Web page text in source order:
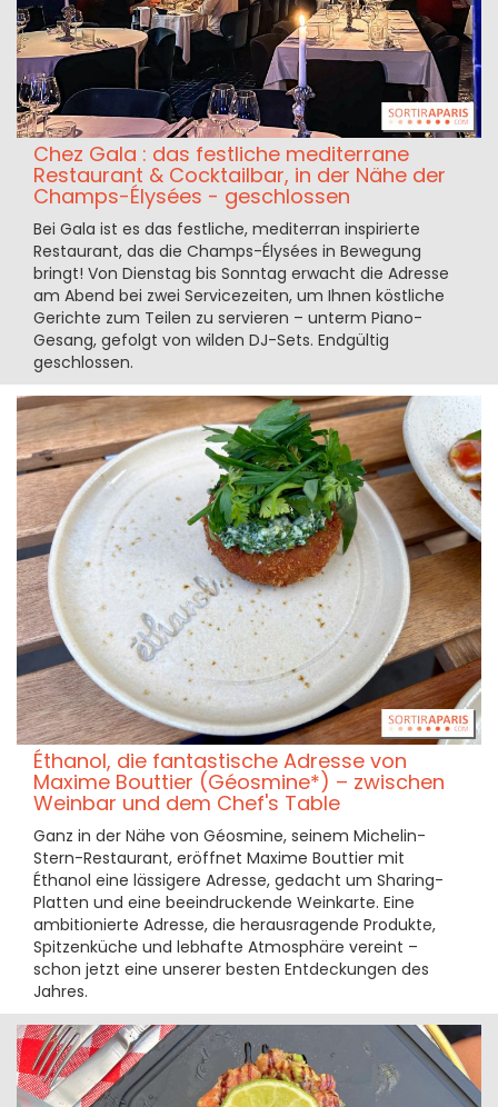
Chez Gala : das festliche mediterrane
Restaurant & Cocktailbar, in der Nähe der
Champs-Élysées - geschlossen
Bei Gala ist es das festliche, mediterran inspirierte
Restaurant, das die Champs-Élysées in Bewegung
bringt! Von Dienstag bis Sonntag erwacht die Adresse
am Abend bei zwei Servicezeiten, um Ihnen köstliche
Gerichte zum Teilen zu servieren – unterm Piano-
Gesang, gefolgt von wilden DJ-Sets. Endgültig
geschlossen.
Éthanol, die fantastische Adresse von
Maxime Bouttier (Géosmine*) – zwischen
Weinbar und dem Chef's Table
Ganz in der Nähe von Géosmine, seinem Michelin-
Stern-Restaurant, eröffnet Maxime Bouttier mit
Éthanol eine lässigere Adresse, gedacht um Sharing-
Platten und eine beeindruckende Weinkarte. Eine
ambitionierte Adresse, die herausragende Produkte,
Spitzenküche und lebhafte Atmosphäre vereint –
schon jetzt eine unserer besten Entdeckungen des
Jahres.